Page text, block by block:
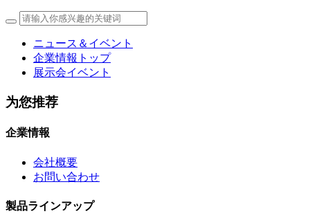
ニュース＆イベント
企業情報トップ
展示会イベント
为您推荐
企業情報
会社概要
お問い合わせ
製品ラインアップ